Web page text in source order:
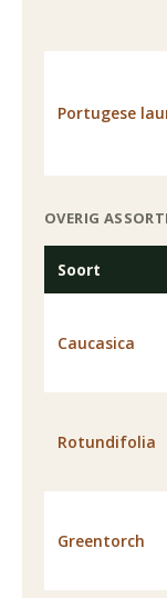
Portugese
OVERIG
Soort
Caucasica
Rotundifolia
Greentorch